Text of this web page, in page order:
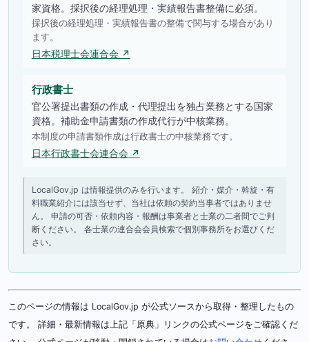
家資格。採択後の経理処理・実績報告書整備に必須。
採択後の経理処理・実績報告書の整備で関与する場合があり
ます。
日本税理士会連合会 ↗
行政書士
官公署提出書類の作成・代理提出を独占業務とする国家
資格。補助金申請書類の作成代行が中核業務。
本制度の申請書類作成は行政書士の中核業務です。
日本行政書士会連合会 ↗
LocalGov.jp は情報提供のみを行います。 紹介・媒介・斡旋・有
料職業紹介には該当せず、当社は依頼の契約当事者ではありませ
ん。 申請の可否・依頼内容・報酬は事業者と士業の二者間でご判
断ください。 各士業の連合会会員検索で個別事務所をお選びくだ
さい。
このページの情報は LocalGov.jp が公式ソースから取得・整理したもの
です。 詳細・最新情報は上記「原典」リンクの公式ページをご確認くだ